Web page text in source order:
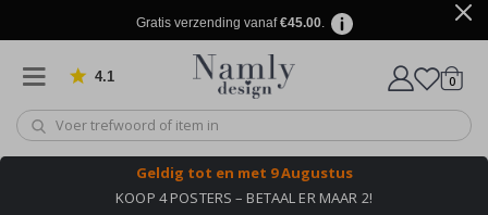
Gratis verzending vanaf€45.00.
4.1 Gebaseerd op 1032 beoordelingen 0
Geldig tot en met 9 Augustus
KOOP 4 POSTERS – BETAAL ER MAAR 2!